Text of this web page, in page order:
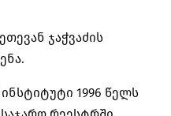
ჯაჭვაძის
1996 წელს